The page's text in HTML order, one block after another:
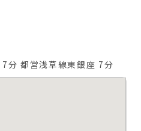
分 都営浅草線東銀座 7分